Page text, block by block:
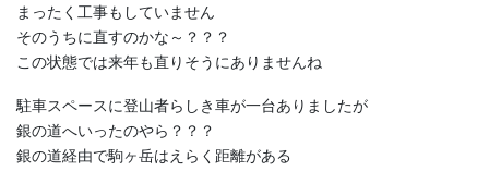
まったく工事もしていません
そのうちに直すのかな～？？？
この状態では来年も直りそうにありませんね
駐車スペースに登山者らしき車が一台ありましたが
銀の道へいったのやら？？？
銀の道経由で駒ヶ岳はえらく距離がある